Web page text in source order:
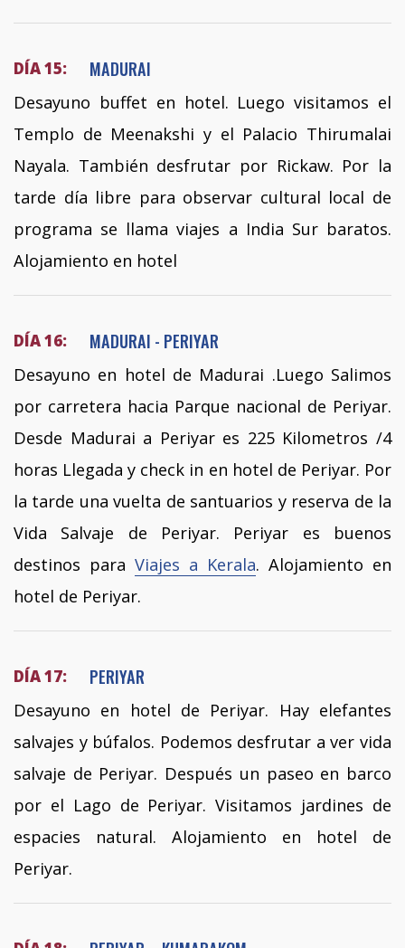
DÍA 15: MADURAI
Desayuno buffet en hotel. Luego visitamos el
Templo de Meenakshi y el Palacio Thirumalai
Nayala. También desfrutar por Rickaw. Por la
tarde día libre para observar cultural local de
programa se llama viajes a India Sur baratos.
Alojamiento en hotel
DÍA 16: MADURAI - PERIYAR
Desayuno en hotel de Madurai .Luego Salimos
por carretera hacia Parque nacional de Periyar.
Desde Madurai a Periyar es 225 Kilometros /4
horas Llegada y check in en hotel de Periyar. Por
la tarde una vuelta de santuarios y reserva de la
Vida Salvaje de Periyar. Periyar es buenos
destinos para Viajes a Kerala. Alojamiento en
hotel de Periyar.
DÍA 17: PERIYAR
Desayuno en hotel de Periyar. Hay elefantes
salvajes y búfalos. Podemos desfrutar a ver vida
salvaje de Periyar. Después un paseo en barco
por el Lago de Periyar. Visitamos jardines de
espacies natural. Alojamiento en hotel de
Periyar.